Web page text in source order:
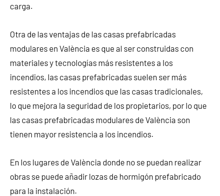
carga.
Otra de las ventajas de las casas prefabricadas
modulares en València es que al ser construidas con
materiales y tecnologías más resistentes a los
incendios, las casas prefabricadas suelen ser más
resistentes a los incendios que las casas tradicionales,
lo que mejora la seguridad de los propietarios, por lo que
las casas prefabricadas modulares de València son
tienen mayor resistencia a los incendios.
En los lugares de València donde no se puedan realizar
obras se puede añadir lozas de hormigón prefabricado
para la instalación.